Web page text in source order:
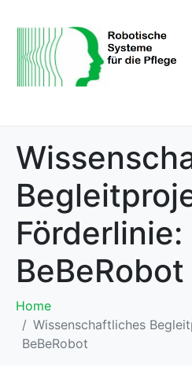
Förderlinie:
BeBeRobot
Home
Wissenschaftliches
BeBeRobot